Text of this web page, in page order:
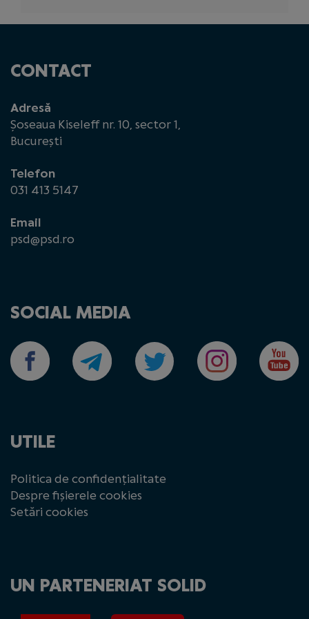
CONTACT
Adresă
Șoseaua Kiseleff nr. 10, sector 1,
București
Telefon
031 413 5147
Email
psd@psd.ro
SOCIAL MEDIA
UTILE
Politica de confidențialitate
Despre fișierele cookies
Setări cookies
UN PARTENERIAT SOLID